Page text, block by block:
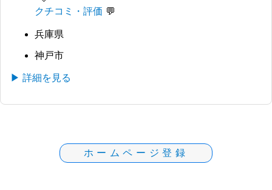
クチコミ・評価
兵庫県
神戸市
▶ 詳細を見る
ホームページ登録